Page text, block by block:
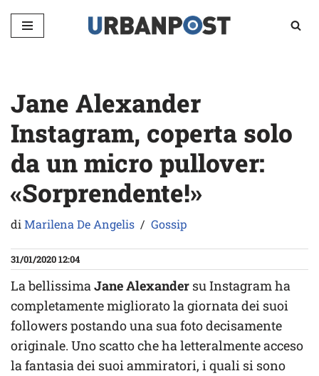
Vai
Jane Alexander
Instagram, coperta solo
da un micro pullover:
«Sorprendente!»
diMarilena De Angelis Gossip
31/01/2020 12:04
La bellissimaJane Alexander su Instagram ha
completamente migliorato la giornata dei suoi
followers postando una sua foto decisamente
originale. Uno scatto che ha letteralmente acceso
la fantasia dei suoi ammiratori, i quali si sono